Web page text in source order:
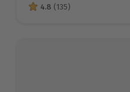
4.8 von 5 Sternen
4.8 (135)